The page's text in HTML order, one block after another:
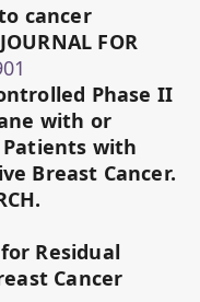
cancer
FOR
Phase II
with or
with
Breast Cancer.
Residual
Cancer